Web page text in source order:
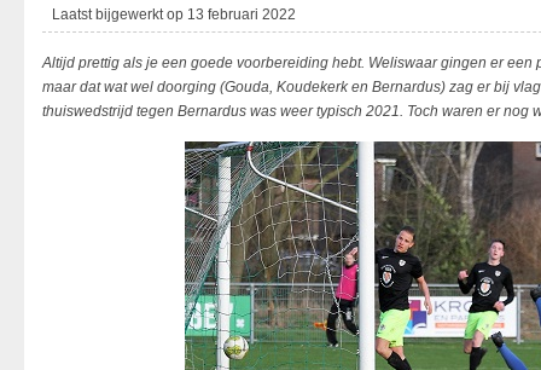
Laatst bijgewerkt op 13 februari 2022
Altijd prettig als je een goede voorbereiding hebt. Weliswaar gingen er een
maar dat wat wel doorging (Gouda, Koudekerk en Bernardus) zag er bij
thuiswedstrijd tegen Bernardus was weer typisch 2021. Toch waren er nog